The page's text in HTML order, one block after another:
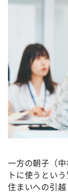
一方の朝子（
トに使うとい
住まいへの引越